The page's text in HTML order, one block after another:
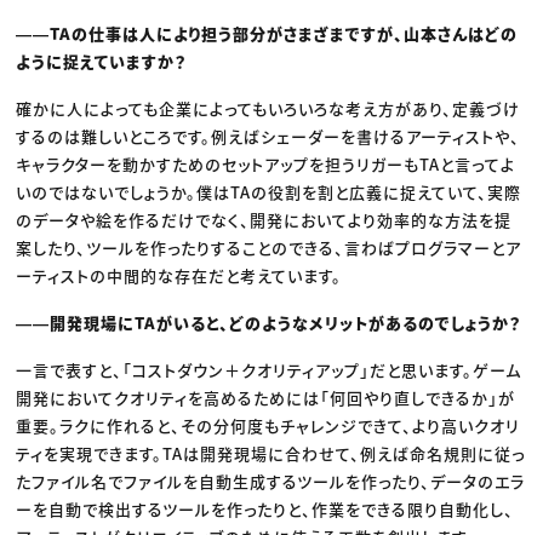
――TAの仕事は人により担う部分がさまざまですが、山本さんはどの
ように捉えていますか？
確かに人によっても企業によってもいろいろな考え方があり、定義づけ
するのは難しいところです。例えばシェーダーを書けるアーティストや、
キャラクターを動かすためのセットアップを担うリガーもTAと言ってよ
いのではないでしょうか。僕はTAの役割を割と広義に捉えていて、実際
のデータや絵を作るだけでなく、開発においてより効率的な方法を提
案したり、ツールを作ったりすることのできる、言わばプログラマーとア
ーティストの中間的な存在だと考えています。
――開発現場にTAがいると、どのようなメリットがあるのでしょうか？
一言で表すと、「コストダウン＋クオリティアップ」だと思います。ゲーム
開発においてクオリティを高めるためには「何回やり直しできるか」が
重要。ラクに作れると、その分何度もチャレンジできて、より高いクオリ
ティを実現できます。TAは開発現場に合わせて、例えば命名規則に従っ
たファイル名でファイルを自動生成するツールを作ったり、データのエラ
ーを自動で検出するツールを作ったりと、作業をできる限り自動化し、